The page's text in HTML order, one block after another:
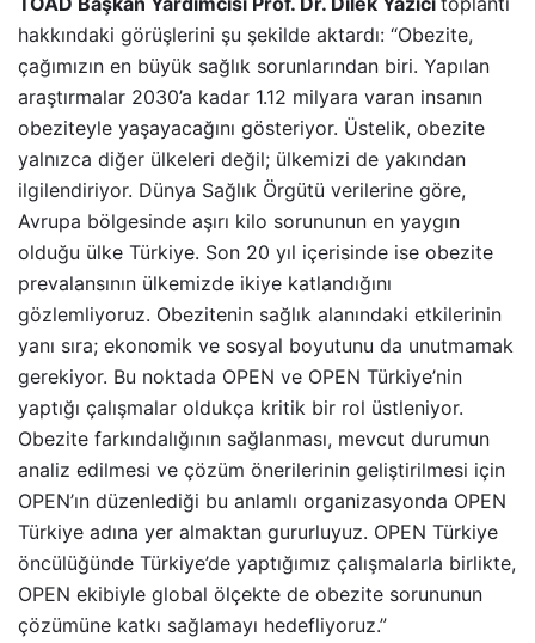
hakkındaki görüşlerini şu şekilde aktardı: “Obezite,
çağımızın en büyük sağlık sorunlarından biri. Yapılan
araştırmalar 2030’a kadar 1.12 milyara varan insanın
obeziteyle yaşayacağını gösteriyor. Üstelik, obezite
yalnızca diğer ülkeleri değil; ülkemizi de yakından
ilgilendiriyor. Dünya Sağlık Örgütü verilerine göre,
Avrupa bölgesinde aşırı kilo sorununun en yaygın
olduğu ülke Türkiye. Son 20 yıl içerisinde ise obezite
prevalansının ülkemizde ikiye katlandığını
gözlemliyoruz. Obezitenin sağlık alanındaki etkilerinin
yanı sıra; ekonomik ve sosyal boyutunu da unutmamak
gerekiyor. Bu noktada OPEN ve OPEN Türkiye’nin
yaptığı çalışmalar oldukça kritik bir rol üstleniyor.
Obezite farkındalığının sağlanması, mevcut durumun
analiz edilmesi ve çözüm önerilerinin geliştirilmesi için
OPEN’ın düzenlediği bu anlamlı organizasyonda OPEN
Türkiye adına yer almaktan gururluyuz. OPEN Türkiye
öncülüğünde Türkiye’de yaptığımız çalışmalarla birlikte,
OPEN ekibiyle global ölçekte de obezite sorununun
çözümüne katkı sağlamayı hedefliyoruz.”